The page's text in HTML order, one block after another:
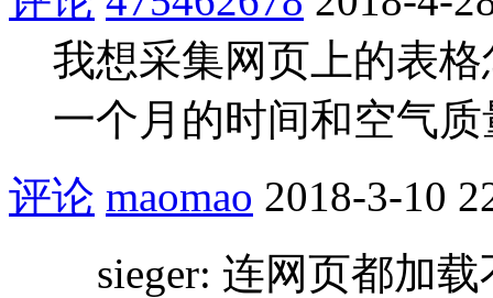
我想采集网页上的表
一个月的时间和空气质
评论 maomao 2018-3-10
sieger: 连网页都加